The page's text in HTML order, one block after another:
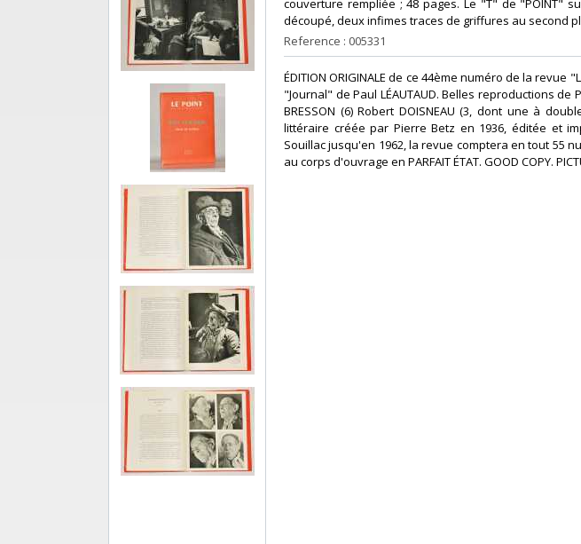
couverture rempliée ; 48 pages. Le "T" de "POINT"
découpé, deux infimes traces de griffures au second
Reference : 005331
‎ÉDITION ORIGINALE de ce 44ème numéro de la revue
"Journal" de Paul LÉAUTAUD. Belles reproductions de
BRESSON (6) Robert DOISNEAU (3, dont une à
littéraire créée par Pierre Betz en 1936, éditée et
Souillac jusqu'en 1962, la revue comptera en tout 55
au corps d'ouvrage en PARFAIT ÉTAT. GOOD COPY.